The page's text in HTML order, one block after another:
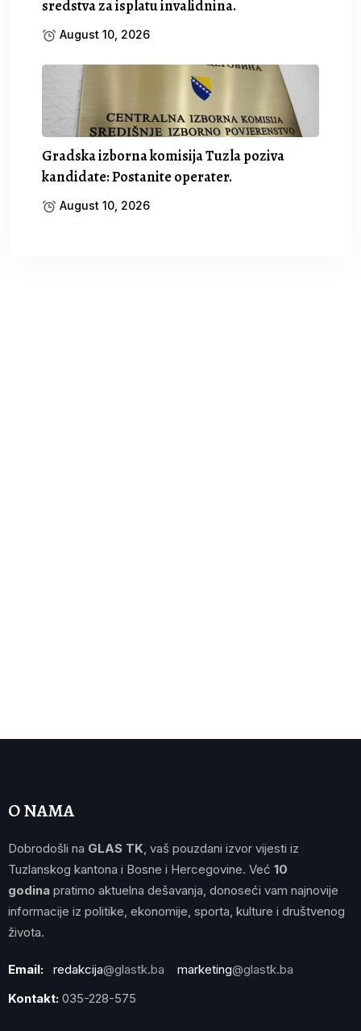
sredstva za isplatu invalidnina.
August 10, 2026
Gradska izborna komisija Tuzla poziva
kandidate: Postanite operater.
August 10, 2026
O NAMA
Dobrodošli na GLAS TK , vaš pouzdani izvor vijesti iz
Tuzlanskog kantona i Bosne i Hercegovine. Već 10
godina pratimo aktuelna dešavanja, donoseći vam najnovije
informacije iz politike, ekonomije, sporta, kulture i društvenog
života.
Email: redakcija@glastk.ba marketing@glastk.ba
Kontakt: 035-228-575